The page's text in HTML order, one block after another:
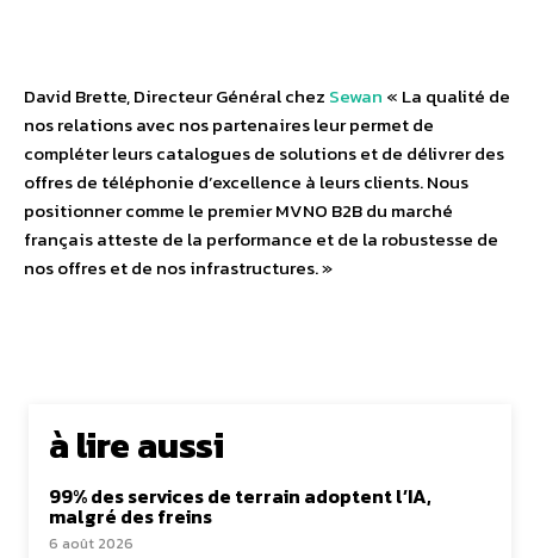
David Brette, Directeur Général chez Sewan « La qualité de
nos relations avec nos partenaires leur permet de
compléter leurs catalogues de solutions et de délivrer des
offres de téléphonie d’excellence à leurs clients. Nous
positionner comme le premier MVNO B2B du marché
français atteste de la performance et de la robustesse de
nos offres et de nos infrastructures. »
à lire aussi
99% des services de terrain adoptent l’IA,
malgré des freins
6 août 2026